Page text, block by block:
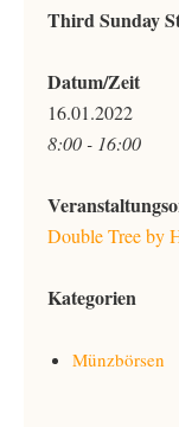
Third Sunday
Datum/Zeit
16.01.2022
8:00 - 16:00
Double Tree by
Kategorien
Münzbörsen